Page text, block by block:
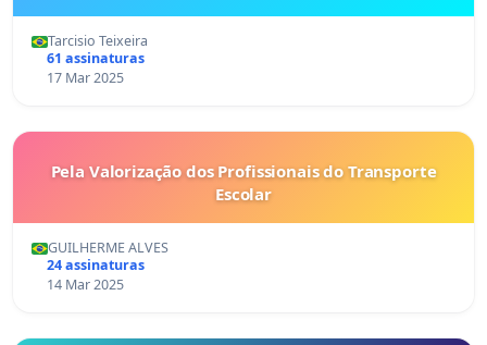
Tarcisio Teixeira
61 assinaturas
17 Mar 2025
Pela Valorização dos Profissionais do Transporte
Escolar
GUILHERME ALVES
24 assinaturas
14 Mar 2025